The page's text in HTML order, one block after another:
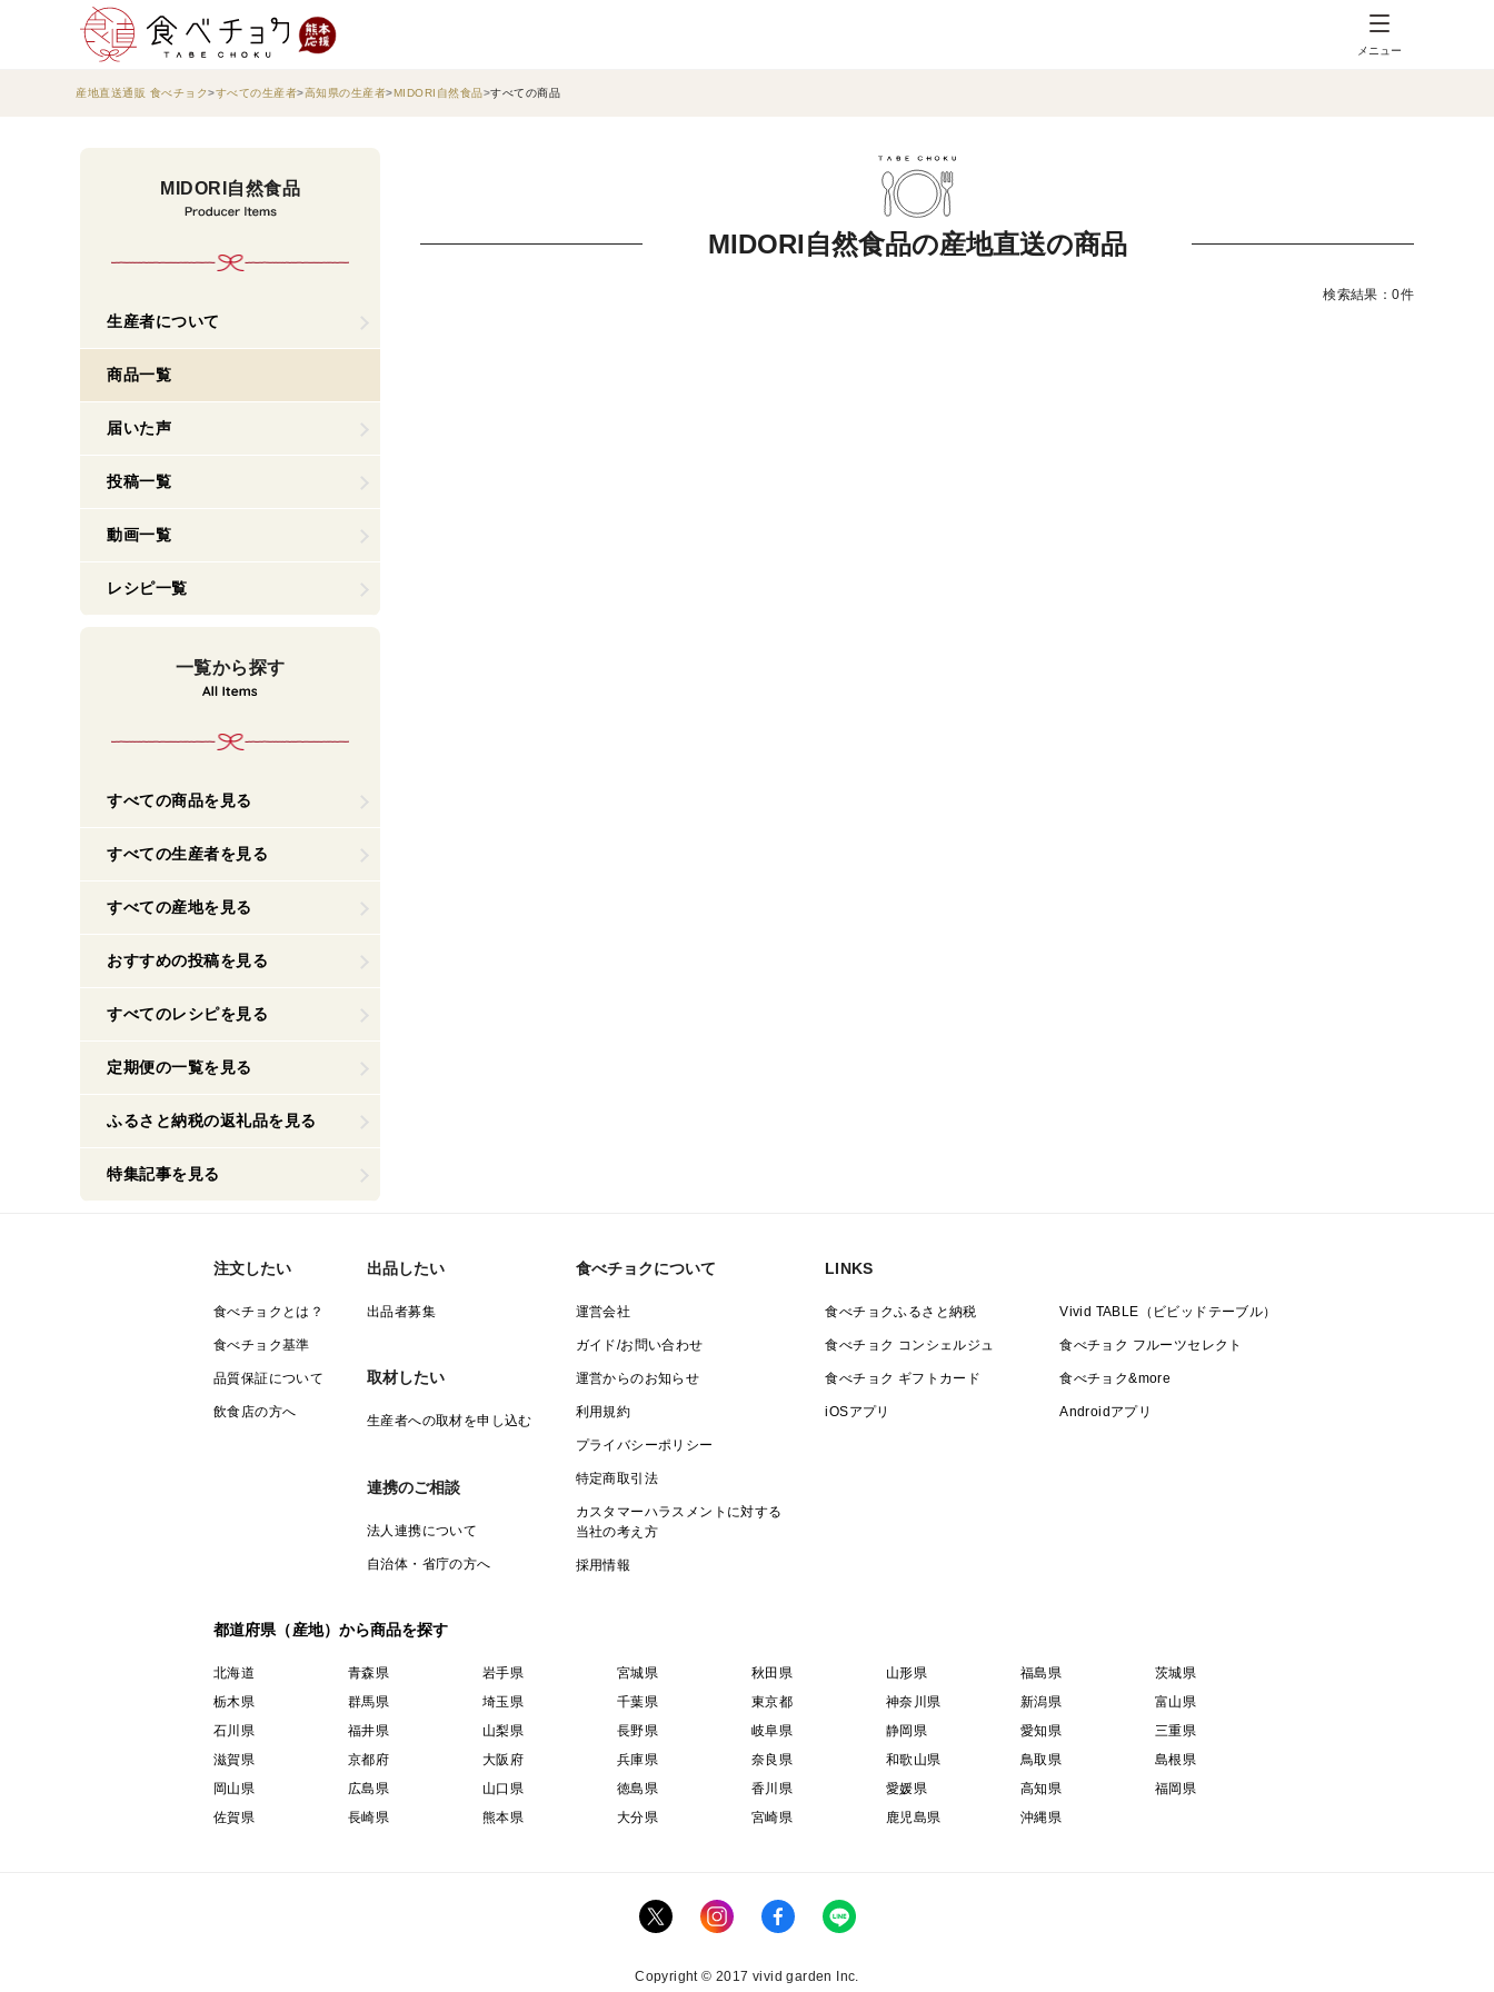
メニュー
産地直送通販 食べチョク すべての生産者 高知県の生産者 MIDORI自然食品 すべての商品
MIDORI自然食品
生産者について
商品一覧
届いた声
投稿一覧
動画一覧
レシピ一覧
一覧から探す
すべての商品を見る
すべての生産者を見る
すべての産地を見る
おすすめの投稿を見る
すべてのレシピを見る
定期便の一覧を見る
ふるさと納税の返礼品を見る
特集記事を見る
MIDORI自然食品の産地直送の商品
検索結果：0件
注文したい
食べチョクとは？
食べチョク基準
品質保証について
飲食店の方へ
出品したい
出品者募集
取材したい
生産者への取材を申し込む
連携のご相談
法人連携について
自治体・省庁の方へ
食べチョクについて
運営会社
ガイド/お問い合わせ
運営からのお知らせ
利用規約
プライバシーポリシー
特定商取引法
カスタマーハラスメントに対する
当社の考え方
採用情報
LINKS
食べチョクふるさと納税 Vivid TABLE（ビビッドテーブル）
食べチョク コンシェルジュ 食べチョク フルーツセレクト
食べチョク ギフトカード 食べチョク&more
iOSアプリ Androidアプリ
都道府県（産地）から商品を探す
北海道 青森県 岩手県 宮城県 秋田県 山形県 福島県
茨城県
栃木県
群馬県 埼玉県 千葉県 東京都 神奈川県 新潟県
富山県
石川県
福井県 山梨県 長野県 岐阜県 静岡県 愛知県
三重県
滋賀県
京都府 大阪府 兵庫県 奈良県 和歌山県 鳥取県
島根県
岡山県
広島県 山口県 徳島県 香川県 愛媛県 高知県
福岡県
佐賀県
長崎県 熊本県 大分県 宮崎県 鹿児島県 沖縄県
Copyright © 2017 vivid garden Inc.